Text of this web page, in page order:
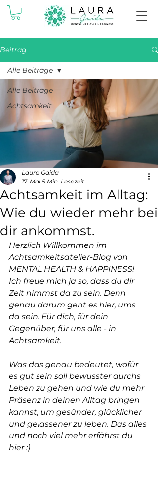
Beitrag
Alle Beiträge
Achtsamkeit
Alle Beiträge
Achtsamkeit im Alltag:
Wie du wieder mehr bei
dir ankommst.
Laura Gaida
17. Mai 5 Min. Lesezeit
Herzlich Willkommen im
Achtsamkeitsatelier-Blog von
MENTAL HEALTH & HAPPINESS!
Ich freue mich ja so, dass du dir
Zeit nimmst da zu sein. Denn
genau darum geht es hier, ums
da sein. Für dich, für dein
Gegenüber, für uns alle - in
Achtsamkeit.
Was das genau bedeutet, wofür
es gut sein soll bewusster durchs
Leben zu gehen und wie du mehr
Präsenz in deinen Alltag bringen
kannst, um gesünder, glücklicher
und gelassener zu leben. Das alles
und noch viel mehr erfährst du
hier :)